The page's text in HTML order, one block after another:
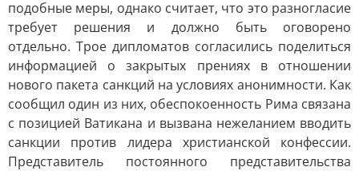
подобные меры, однако считает, что это разногласие
требует решения и должно быть оговорено
отдельно. Трое дипломатов согласились поделиться
информацией о закрытых прениях в отношении
нового пакета санкций на условиях анонимности. Как
сообщил один из них, обеспокоенность Рима связана
с позицией Ватикана и вызвана нежеланием вводить
санкции против лидера христианской конфессии.
Представитель постоянного представительства